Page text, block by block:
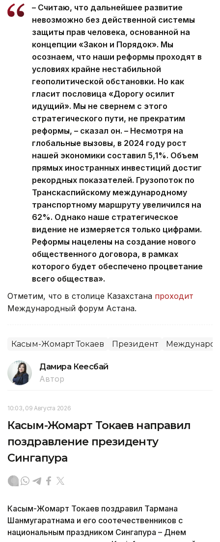
– Считаю, что дальнейшее развитие
невозможно без действенной системы
защиты прав человека, основанной на
концепции «Закон и Порядок». Мы
осознаем, что наши реформы проходят в
условиях крайне нестабильной
геополитической обстановки. Но как
гласит пословица «Дорогу осилит
идущий». Мы не свернем с этого
стратегического пути, не прекратим
реформы, – сказал он. – Несмотря на
глобальные вызовы, в 2024 году рост
нашей экономики составил 5,1%. Объем
прямых иностранных инвестиций достиг
рекордных показателей. Грузопоток по
Транскаспийскому международному
транспортному маршруту увеличился на
62%. Однако наше стратегическое
видение не измеряется только цифрами.
Реформы нацелены на создание нового
общественного договора, в рамках
которого будет обеспечено процветание
всего общества».
Отметим, что в столице Казахстана проходит
Международный форум Астана.
Касым-Жомарт Токаев Президент
Дамира Кеңесбай
Автор
10:03, 09 Августа 2026
Касым-Жомарт Токаев направил
поздравление президенту
Сингапура
Касым-Жомарт Токаев поздравил Тармана
Шанмугаратнама и его соотечественников с
национальным праздником Сингапура – Днем